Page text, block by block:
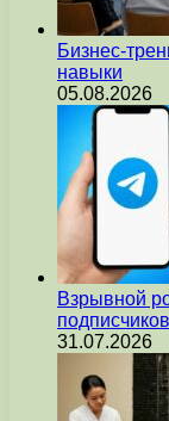
Бизнес-
навыки
05.08.2026
Взрывной
31.07.2026